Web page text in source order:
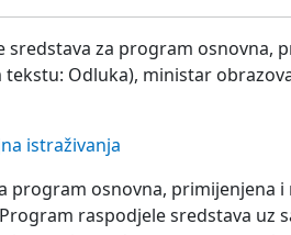
za program osnovna,
tekstu: Odluka), ministar
istraživanja
program osnovna, primijenjena i
raspodjele sredstava uz